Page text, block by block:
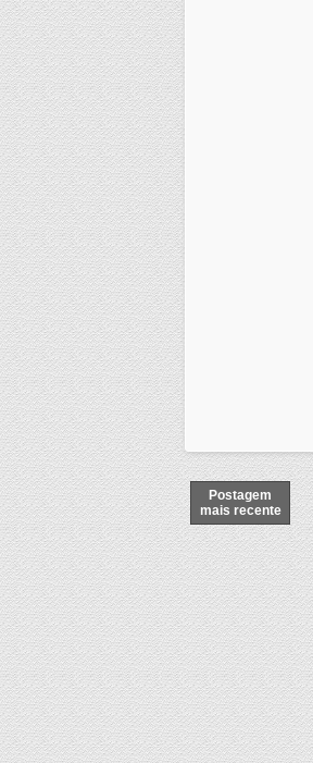
Postagem
mais recente